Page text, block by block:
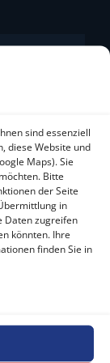
sind essenziell
diese Website und
Maps). Sie
Bitte
der Seite
in
Daten zugreifen
könnten. Ihre
finden Sie in